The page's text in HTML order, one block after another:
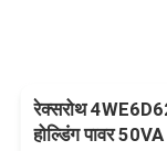
रेक्सरोथ
होल्डिंग पावर